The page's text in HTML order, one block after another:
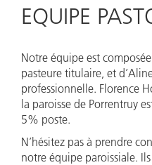
EQUIPE
Notre équipe est
pasteure titulaire, et
professionnelle. Florence
la paroisse de Porrentruy
5% poste.
N’hésitez pas à prendre
notre équipe paroissiale.